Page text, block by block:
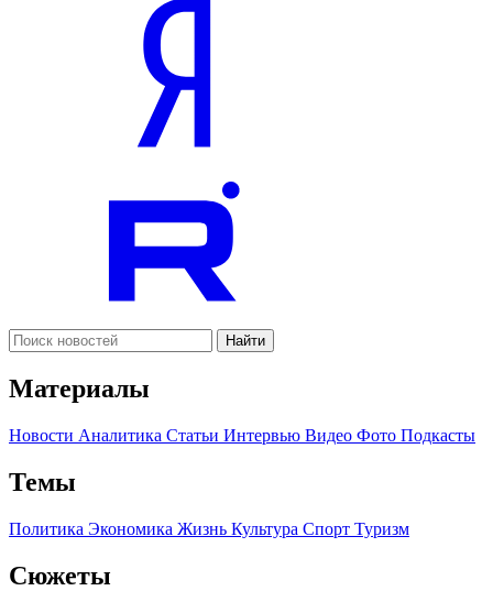
Найти
Материалы
Новости Аналитика Статьи Интервью Видео Фото Подкасты
Темы
Политика Экономика Жизнь Культура Спорт Туризм
Сюжеты